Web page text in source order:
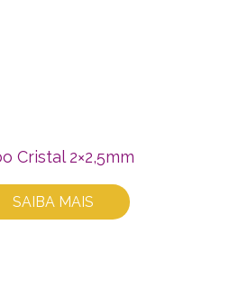
Cristal 2×2,5mm
SAIBA MAIS